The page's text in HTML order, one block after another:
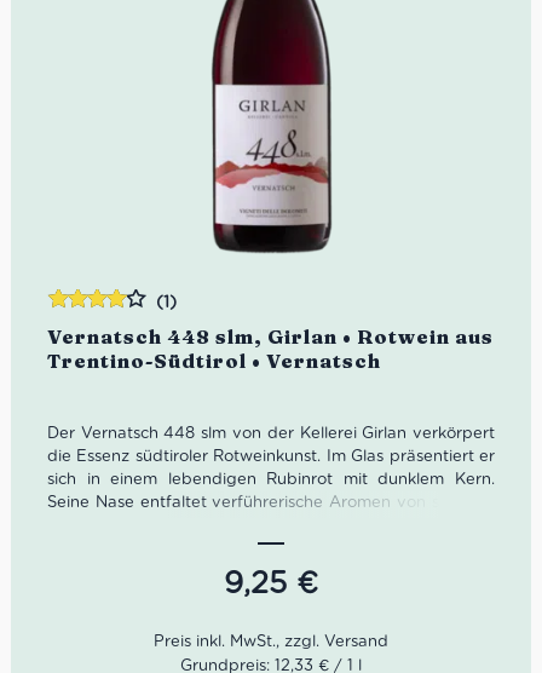
Vernatsch 448 slm, Girlan • Rotwein aus
Trentino-Südtirol • Vernatsch
(1)
Der Vernatsch 448 slm von der Kellerei Girlan verkörpert
die Essenz südtiroler Rotweinkunst. Im Glas präsentiert er
sich in einem lebendigen Rubinrot mit dunklem Kern.
Seine Nase entfaltet verführerische Aromen von saftigen
Gewürznoten. Am Gaumen überzeugt der Vernatsch mit
seiner fruchtbetonten, vitalen Charakteristik und einer
samtig-geschmeidigen Textur, die für einen
Farbe: Rubinroter Wein mit granatfarbenen
9,25 €
Bewertet
mit4.00
von 5
Grundpreis: 12,33 € / 1 l